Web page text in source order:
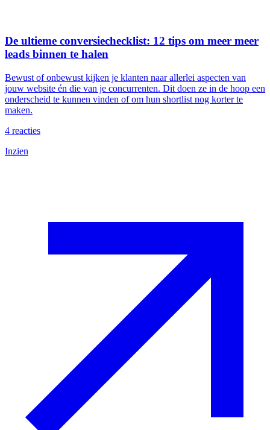
De ultieme conversiechecklist: 12 tips om meer meer
leads binnen te halen
Bewust of onbewust kijken je klanten naar allerlei aspecten van
jouw website én die van je concurrenten. Dit doen ze in de hoop een
onderscheid te kunnen vinden of om hun shortlist nog korter te
maken.
4 reacties
Inzien